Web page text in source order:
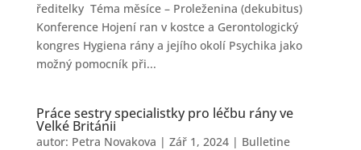
ředitelky Téma měsíce – Proleženina (dekubitus)
Konference Hojení ran v kostce a Gerontologický
kongres Hygiena rány a jejího okolí Psychika jako
možný pomocník při...
Práce sestry specialistky pro léčbu rány ve
Velké Británii
autor: Petra Novakova | Zář 1, 2024| Bulletine